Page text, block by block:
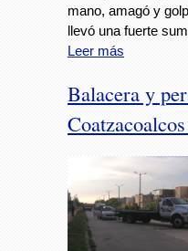
mano, amagó y
llevó una fuerte
Leer más
Balacera y